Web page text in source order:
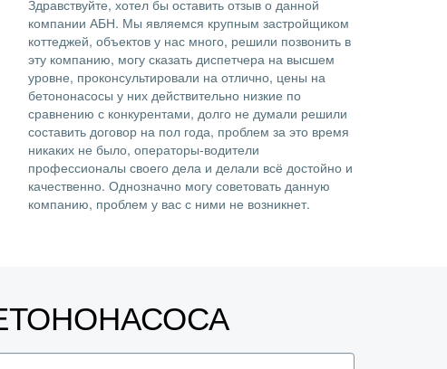
Здравствуйте, хотел бы оставить отзыв о данной
компании АБН. Мы являемся крупным застройщиком
коттеджей, объектов у нас много, решили позвонить в
эту компанию, могу сказать диспетчера на высшем
уровне, проконсультировали на отлично, цены на
бетононасосы у них действительно низкие по
сравнению с конкурентами, долго не думали решили
составить договор на пол года, проблем за это время
никаких не было, операторы-водители
профессионалы своего дела и делали всё достойно и
качественно. Однозначно могу советовать данную
компанию, проблем у вас с ними не возникнет.